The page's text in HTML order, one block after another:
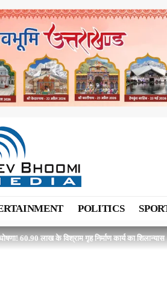
POLITICS
घोषणा! 60.90 लाख के विश्राम गृह निर्माण कार्य का शिलान्यास